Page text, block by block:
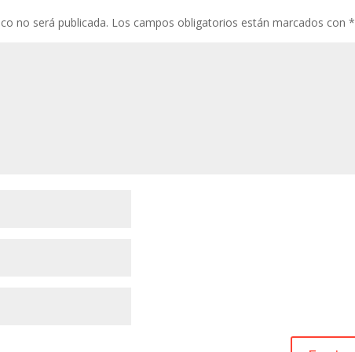
o
k
p
p
ti
r
no será publicada. Los campos obligatorios están marcados con*